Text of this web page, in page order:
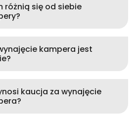
różnią się od siebie
kampera jest
kaucja za wynajęcie